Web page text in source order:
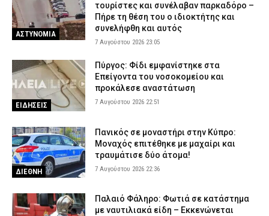
ΑΣΤΥΝΟΜΙΑ
τουρίστες και συνέλαβαν παρκαδόρο –
Πήρε τη θέση του ο ιδιοκτήτης και
συνελήφθη και αυτός
7 Αυγούστου 2026 23:05
ΕΙΔΗΣΕΙΣ
Πύργος: Φίδι εμφανίστηκε στα
Επείγοντα του νοσοκομείου και
προκάλεσε αναστάτωση
7 Αυγούστου 2026 22:51
ΔΙΕΘΝΗ
Πανικός σε μοναστήρι στην Κύπρο:
Μοναχός επιτέθηκε με μαχαίρι και
τραυμάτισε δύο άτομα!
7 Αυγούστου 2026 22:36
Παλαιό Φάληρο: Φωτιά σε κατάστημα
με ναυτιλιακά είδη – Εκκενώνεται